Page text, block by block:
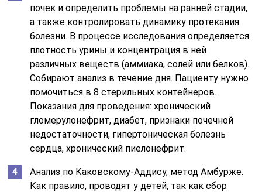
почек и определить проблемы на ранней стадии,
а также контролировать динамику протекания
болезни. В процессе исследования определяется
плотность урины и концентрация в ней
различных веществ (аммиака, солей или белков).
Собирают анализ в течение дня. Пациенту нужно
помочиться в 8 стерильных контейнеров.
Показания для проведения: хронический
гломерулонефрит, диабет, признаки почечной
недостаточности, гипертоническая болезнь
сердца, хронический пиелонефрит.
Анализ по Каковскому-Аддису, метод Амбурже.
Как правило, проводят у детей, так как сбор